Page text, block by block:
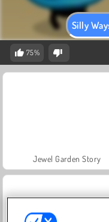
Silly
75%
Jewel Garden Story